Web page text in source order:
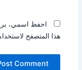
احفظ اسمي،
هذا المتصفح